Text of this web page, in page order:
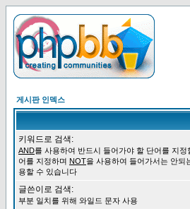
게시판 인덱스
키워드로 검색:
AND를 사용하여 반드시 들어가야 할 단어를 지정
어를 지정하며 NOT을 사용하여 들어가서는 안되
용할 수 있습니다
글쓴이로 검색:
부분 일치를 위해 와일드 문자 사용